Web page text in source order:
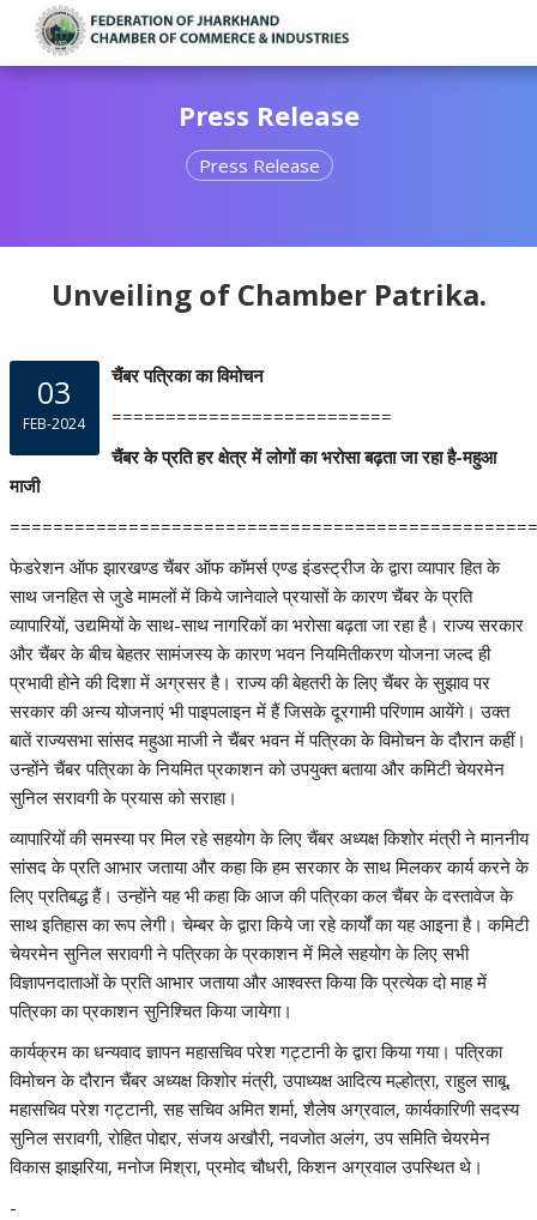
Press Release
Press Release
Unveiling of Chamber Patrika.
03
FEB-2024
चैंबर पत्रिका का विमोचन
==========================
चैंबर के प्रति हर क्षेत्र में लोगों का भरोसा बढ़ता जा रहा है-महुआ
माजी
फेडरेशन ऑफ झारखण्ड चैंबर ऑफ कॉमर्स एण्ड इंडस्ट्रीज के द्वारा व्यापार हित के
साथ जनहित से जुडे मामलों में किये जानेवाले प्रयासों के कारण चैंबर के प्रति
व्यापारियों, उद्यमियों के साथ-साथ नागरिकों का भरोसा बढ़ता जा रहा है। राज्य सरकार
और चैंबर के बीच बेहतर सामंजस्य के कारण भवन नियमितीकरण योजना जल्द ही
प्रभावी होने की दिशा में अग्रसर है। राज्य की बेहतरी के लिए चैंबर के सुझाव पर
सरकार की अन्य योजनाएं भी पाइपलाइन में हैं जिसके दूरगामी परिणाम आयेंगे। उक्त
बातें राज्यसभा सांसद महुआ माजी ने चैंबर भवन में पत्रिका के विमोचन के दौरान कहीं।
उन्होंने चैंबर पत्रिका के नियमित प्रकाशन को उपयुक्त बताया और कमिटी चेयरमेन
सुनिल सरावगी के प्रयास को सराहा।
व्यापारियों की समस्या पर मिल रहे सहयोग के लिए चैंबर अध्यक्ष किशोर मंत्री ने माननीय
सांसद के प्रति आभार जताया और कहा कि हम सरकार के साथ मिलकर कार्य करने के
लिए प्रतिबद्ध हैं। उन्होंने यह भी कहा कि आज की पत्रिका कल चैंबर के दस्तावेज के
साथ इतिहास का रूप लेगी। चेम्बर के द्वारा किये जा रहे कार्यों का यह आइना है। कमिटी
चेयरमेन सुनिल सरावगी ने पत्रिका के प्रकाशन में मिले सहयोग के लिए सभी
विज्ञापनदाताओं के प्रति आभार जताया और आश्वस्त किया कि प्रत्येक दो माह में
पत्रिका का प्रकाशन सुनिश्चित किया जायेगा।
कार्यक्रम का धन्यवाद ज्ञापन महासचिव परेश गट्टानी के द्वारा किया गया। पत्रिका
विमोचन के दौरान चैंबर अध्यक्ष किशोर मंत्री, उपाध्यक्ष आदित्य मल्होत्रा, राहुल साबू,
महासचिव परेश गट्टानी, सह सचिव अमित शर्मा, शैलेष अग्रवाल, कार्यकारिणी सदस्य
सुनिल सरावगी, रोहित पोद्दार, संजय अखौरी, नवजोत अलंग, उप समिति चेयरमेन
विकास झाझरिया, मनोज मिश्रा, प्रमोद चौधरी, किशन अग्रवाल उपस्थित थे।
-